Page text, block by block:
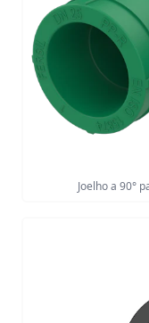
Joelho a 90°